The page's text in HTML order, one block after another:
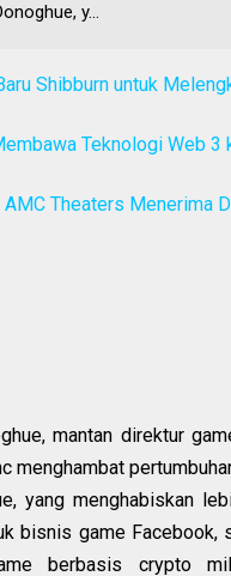
y...
Shibburn untuk
Teknologi Web 3
Theaters Menerima
mantan direktur
menghambat
yang menghabiskan
bisnis game Facebook,
berbasis crypto